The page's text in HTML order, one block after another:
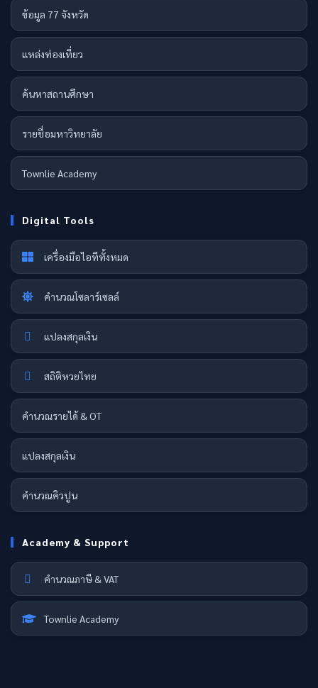
ข้อมูล 77 จังหวัด
แหล่งท่องเที่ยว
ค้นหาสถานศึกษา
รายชื่อมหาวิทยาลัย
Townlie Academy
Digital Tools
เครื่องมือไอทีทั้งหมด
คำนวณโซลาร์เซลล์
แปลงสกุลเงิน
สถิติหวยไทย
คำนวณรายได้ & OT
แปลงสกุลเงิน
คำนวณคิวปูน
Academy & Support
คำนวณภาษี & VAT
Townlie Academy